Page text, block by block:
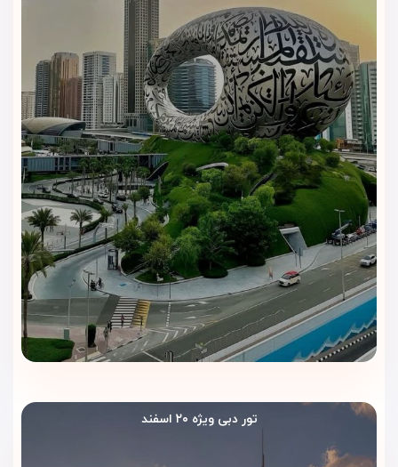
تور دبی ویژه ۲۰ اسفند